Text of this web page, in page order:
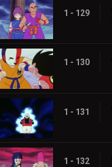
1 - 129
1 - 130
1 - 131
1 - 132